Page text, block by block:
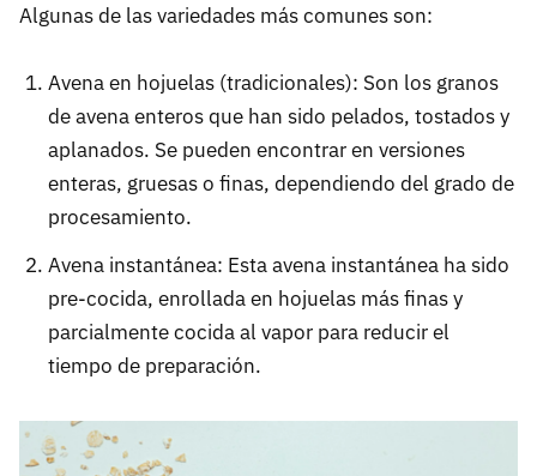
Algunas de las variedades más comunes son:
Avena en hojuelas (tradicionales): Son los granos
de avena enteros que han sido pelados, tostados y
aplanados. Se pueden encontrar en versiones
enteras, gruesas o finas, dependiendo del grado de
procesamiento.
Avena instantánea: Esta avena instantánea ha sido
pre-cocida, enrollada en hojuelas más finas y
parcialmente cocida al vapor para reducir el
tiempo de preparación.